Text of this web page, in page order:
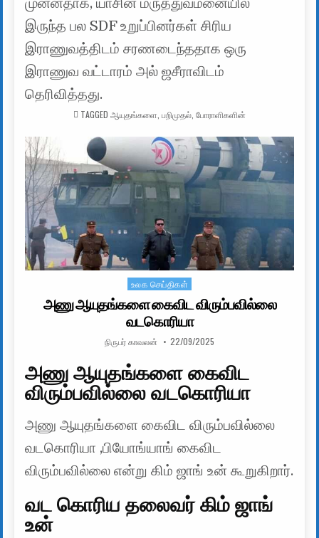
இருந்த பல SDF உறுப்பினர்கள் சிரிய
இராணுவத்திடம் சரணடைந்ததாக ஒரு
இராணுவ வட்டாரம் அல் ஜசீராவிடம்
தெரிவித்தது.
TAGGED ஆயுதங்களை பறிமுதல் போராளிகளின்
Posted in
உலக செய்திகள்
அணு ஆயுதங்களை கைவிட விரும்பவில்லை
வடகொரியா
AUTHOR:
நிருபர் காவலன் PUBLISHED DATE:
22/09/2025
அணு ஆயுதங்களை கைவிட
விரும்பவில்லை வடகொரியா
அணு ஆயுதங்களை கைவிட விரும்பவில்லை
வடகொரியா ,பியோங்யாங் கைவிட
விரும்பவில்லை என்று கிம் ஜாங் உன் கூறுகிறார்.
வட கொரிய தலைவர் கிம் ஜாங்
உன்